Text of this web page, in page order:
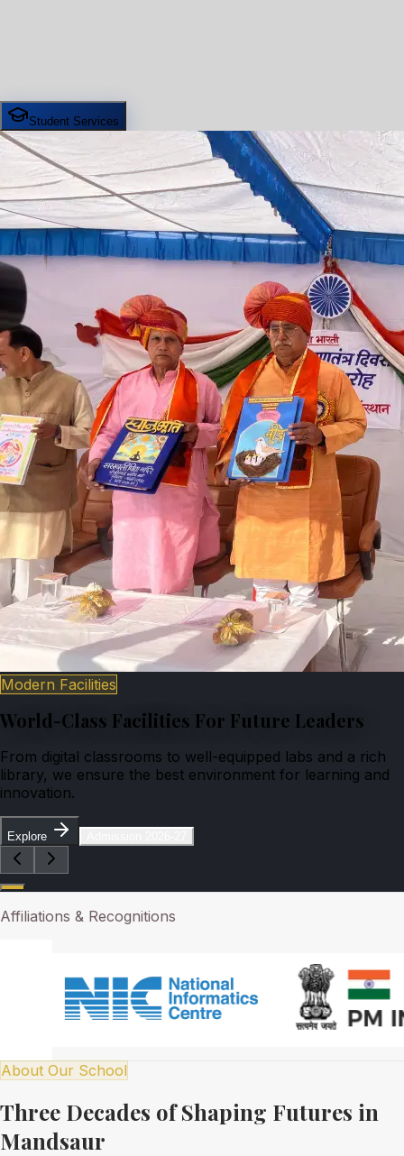
Student Services
Modern Facilities
World-Class Facilities For Future Leaders
From digital classrooms to well-equipped labs and a rich
library, we ensure the best environment for learning and
innovation.
Explore
Affiliations & Recognitions
About Our School
Three Decades of Shaping Futures in
Mandsaur